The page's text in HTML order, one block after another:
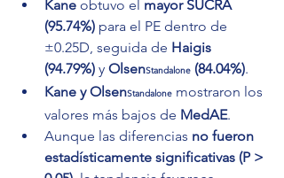
Kane obtuvo el mayor SUCRA
(95.74%) para el PE dentro de
±0.25D, seguida de Haigis
(94.79%) y OlsenStandalone (84.04%).
Kane y OlsenStandalone mostraron los
valores más bajos de MedAE.
Aunque las diferencias no fueron
estadísticamente significativas (P >